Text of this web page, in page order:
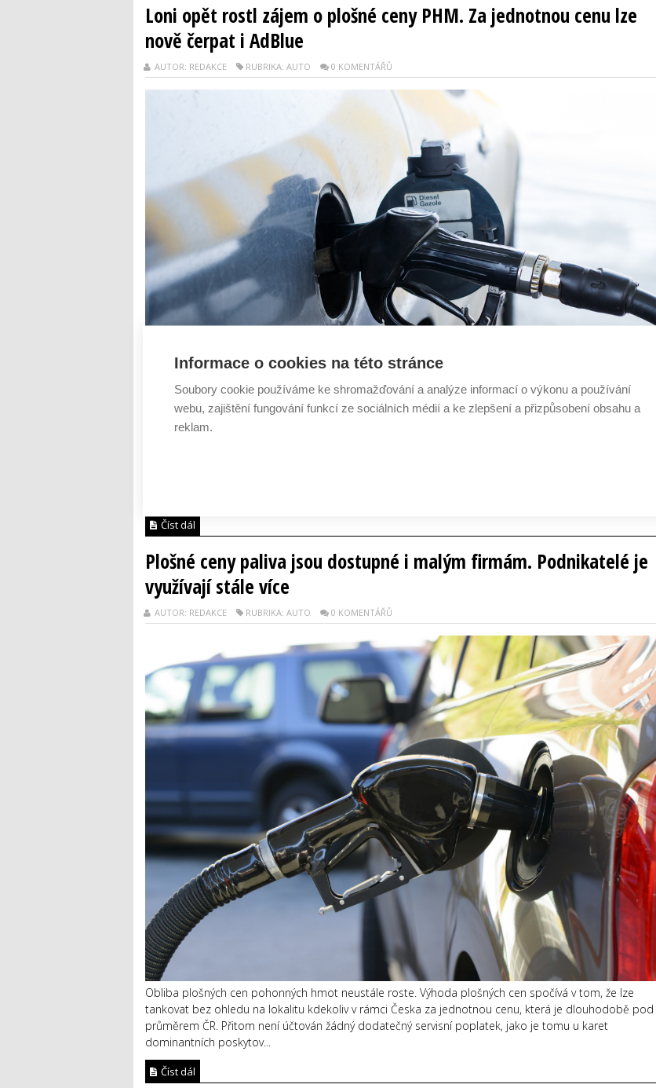
Loni opět rostl zájem o plošné ceny PHM. Za jednotnou cenu lze
nově čerpat i AdBlue
AUTOR: REDAKCE RUBRIKA: AUTO 0 KOMENTÁŘŮ
Číst dál
Plošné ceny paliva jsou dostupné i malým firmám. Podnikatelé je
využívají stále více
AUTOR: REDAKCE RUBRIKA: AUTO 0 KOMENTÁŘŮ
Obliba plošných cen pohonných hmot neustále roste. Výhoda plošných cen spočívá v tom, že lze
tankovat bez ohledu na lokalitu kdekoliv v rámci Česka za jednotnou cenu, která je dlouhodobě pod
průměrem ČR. Přitom není účtován žádný dodatečný servisní poplatek, jako je tomu u karet
dominantních poskytov...
Číst dál
Informace o cookies na této stránce
Soubory cookie používáme ke shromažďování a analýze informací o výkonu a používání
webu, zajištění fungování funkcí ze sociálních médií a ke zlepšení a přizpůsobení obsahu a
reklam.